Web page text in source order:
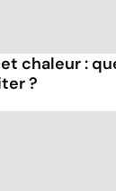
chaleur :
?